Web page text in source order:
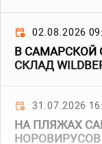
02.08.2026
В САМАРСКОЙ
СКЛАД
31.07.2026
НА ПЛЯЖАХ